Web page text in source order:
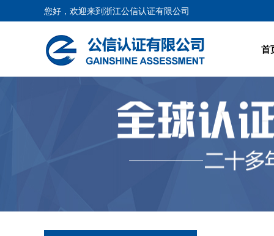
您好，欢迎来到浙江公信认证有限公司
首